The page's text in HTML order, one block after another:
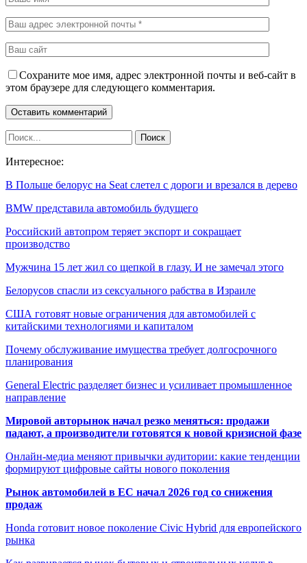
Сохраните мое имя, адрес электронной почты и веб-сайт в
этом браузере для следующего комментария.
Интересное:
В Польше белорус на Seat слетел с дороги и врезался в дерево
BMW представила автомобиль будущего
Российский автопром теряет экспорт и сокращает
производство
Мужчина 15 лет жил со щепкой в глазу. И не замечал этого
Белорусов спасли из сексуального рабства в Израиле
США готовят новые ограничения для автомобилей с
китайскими технологиями и капиталом
Почему обслуживание имущества требует долгосрочного
планирования
General Electric разделяет бизнес и усиливает промышленное
направление
Мировой авторынок начал резко меняться: продажи
падают, а производители готовятся к новой кризисной фазе
Онлайн-медиа меняют привычки аудитории: какие тенденции
формируют цифровые сайты нового поколения
Рынок автомобилей в ЕС начал 2026 год со снижения
продаж
Honda готовит новое поколение Civic Hybrid для европейского
рынка